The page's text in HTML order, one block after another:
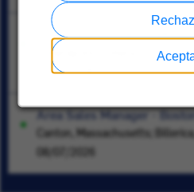
Systems Engineer- HVAC
Indianápolis, Indiana
07/16/2026
Area Sales Manager -
Canton, Massachusetts;
08/07/2026